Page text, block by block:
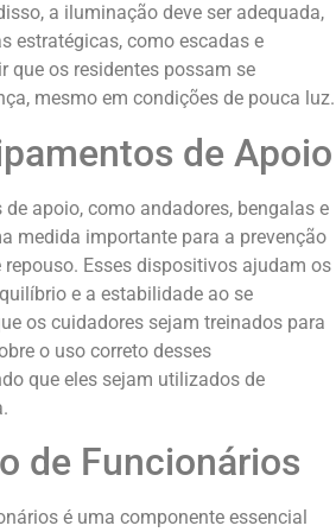
a iluminação deve ser adequada,
estratégicas, como escadas e
que os residentes possam se
mesmo em condições de pouca luz.
de Apoio
apoio, como andadores, bengalas e
medida importante para a prevenção
Esses dispositivos ajudam os
e a estabilidade ao se
os cuidadores sejam treinados para
o uso correto desses
que eles sejam utilizados de
de Funcionários
é uma componente essencial